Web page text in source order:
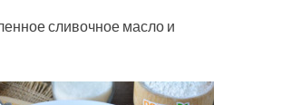
сливочное масло и